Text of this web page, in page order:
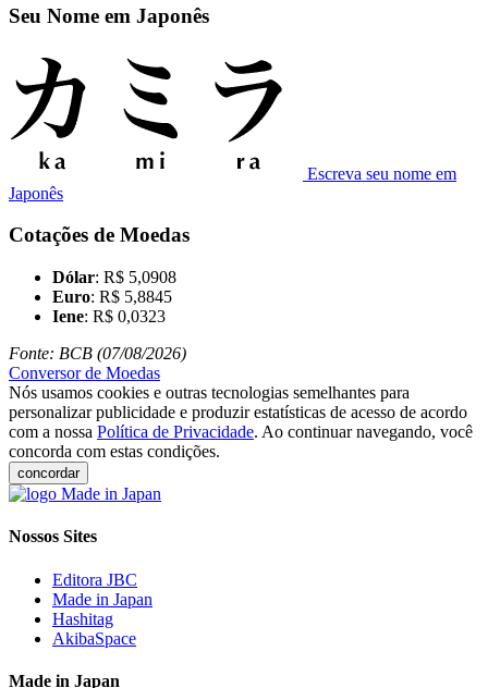
Seu Nome em Japonês
Escreva seu nome em
Japonês
Cotações de Moedas
Dólar: R$ 5,0908
Euro: R$ 5,8845
Iene: R$ 0,0323
Fonte: BCB (07/08/2026)
Conversor de Moedas
Nós usamos cookies e outras tecnologias semelhantes para
personalizar publicidade e produzir estatísticas de acesso de acordo
com a nossa Política de Privacidade. Ao continuar navegando, você
concorda com estas condições.
concordar
Nossos Sites
Editora JBC
Made in Japan
Hashitag
AkibaSpace
Made in Japan